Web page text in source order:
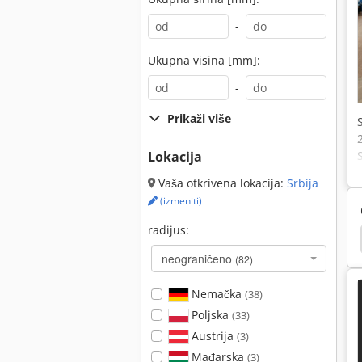
-
Ukupna visina [mm]:
-
Prikaži više
Lokacija
Vaša otkrivena lokacija: Srbija
(izmeniti)
radijus:
neograničeno (82)
Nemačka (38)
Poljska (33)
Austrija (3)
Mađarska (3)
Vazduh Stabschrauber